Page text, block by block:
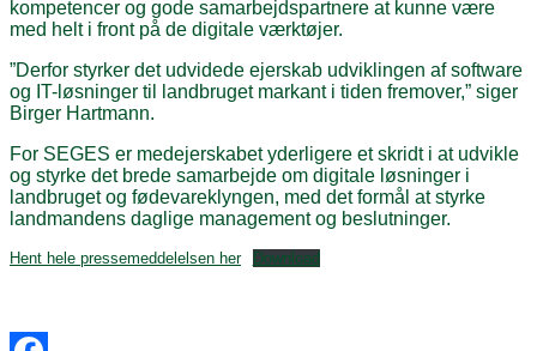
kompetencer og gode samarbejdspartnere at kunne være
med helt i front på de digitale værktøjer.
”Derfor styrker det udvidede ejerskab udviklingen af software
og IT-løsninger til landbruget markant i tiden fremover,” siger
Birger Hartmann.
For SEGES er medejerskabet yderligere et skridt i at udvikle
og styrke det brede samarbejde om digitale løsninger i
landbruget og fødevareklyngen, med det formål at styrke
landmandens daglige management og beslutninger.
Hent hele pressemeddelelsen her Download